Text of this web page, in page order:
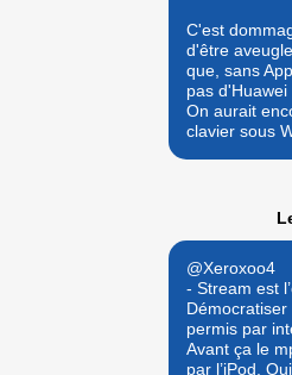
C'est
d'être
que, sans
pas d'Huawei
On aurait
clavier sous
@Xeroxoo4
- Stream est
permis par
Avant ça le
par l’iPod.